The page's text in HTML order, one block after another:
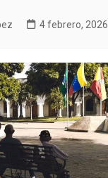
4 febrero, 2026